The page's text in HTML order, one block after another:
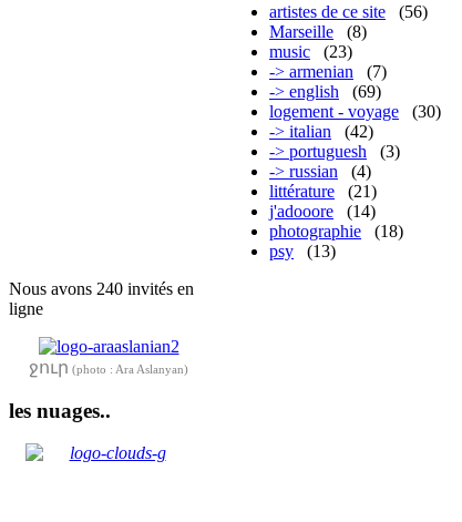
artistes de ce site
(56)
Marseille
(8)
music
(23)
-> armenian
(7)
-> english
(69)
logement - voyage
(30)
-> italian
(42)
-> portuguesh
(3)
-> russian
(4)
littérature
(21)
j'adooore
(14)
photographie
(18)
psy
(13)
Nous avons 240 invités en
ligne
ջուր (photo : Ara Aslanyan)
les nuages..